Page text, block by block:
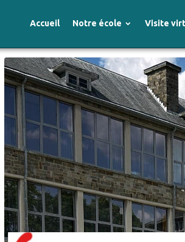
Accueil Notre école Visite